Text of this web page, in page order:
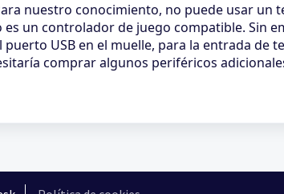
nuestro conocimiento, no puede usar un
un controlador de juego compatible. Sin
USB en el muelle, para la entrada de
comprar algunos periféricos